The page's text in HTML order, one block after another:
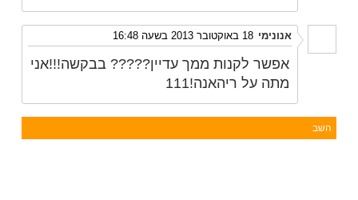
אנונימי 18 באוקטובר 2013 בשעה 16:48
אפשר לקנות ממך עדיין????? בבקשה!!!אני
מתה על ריהאנה!111
השב